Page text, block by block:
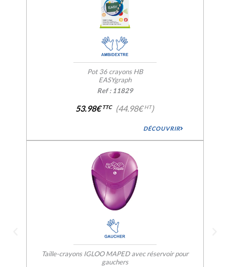
Pot 36 crayons HB
EASYgraph
Ref : 11829
53.98€TTC (44.98€HT)
DÉCOUVRIR
Taille-crayons IGLOO MAPED avec réservoir pour
gauchers